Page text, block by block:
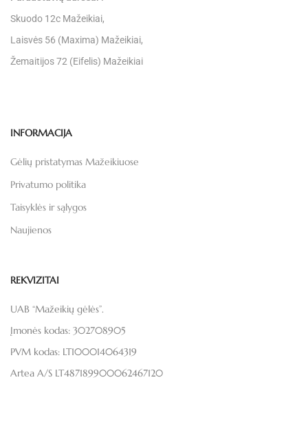
Skuodo 12c Mažeikiai,
Laisvės 56 (Maxima) Mažeikiai,
Žemaitijos 72 (Eifelis) Mažeikiai
INFORMACIJA
Gėlių pristatymas Mažeikiuose
Privatumo politika
Taisyklės ir sąlygos
Naujienos
REKVIZITAI
UAB “Mažeikių gėlės”.
Įmonės kodas: 302708905
PVM kodas: LT100014064319
Artea A/S LT487189900062467120